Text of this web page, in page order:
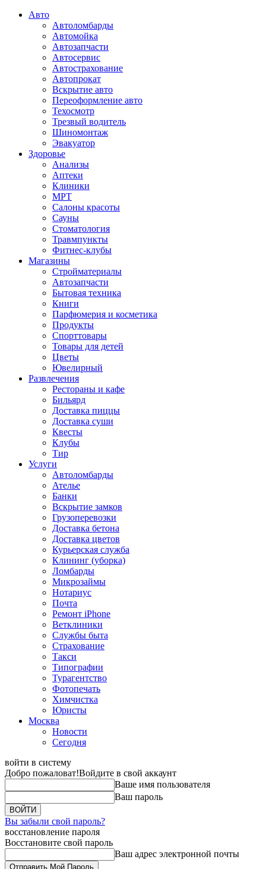
Авто
Автоломбарды
Автомойка
Автозапчасти
Автосервис
Автострахование
Автопрокат
Вскрытие авто
Переоформление авто
Техосмотр
Трезвый водитель
Шиномонтаж
Эвакуатор
Здоровье
Анализы
Аптеки
Клиники
МРТ
Салоны красоты
Сауны
Стоматология
Травмпункты
Фитнес-клубы
Магазины
Стройматериалы
Автозапчасти
Бытовая техника
Книги
Парфюмерия и косметика
Продукты
Спорттовары
Товары для детей
Цветы
Ювелирный
Развлечения
Рестораны и кафе
Бильярд
Доставка пиццы
Доставка суши
Квесты
Клубы
Тир
Услуги
Автоломбарды
Ателье
Банки
Вскрытие замков
Грузоперевозки
Доставка бетона
Доставка цветов
Курьерская служба
Клининг (уборка)
Ломбарды
Микрозаймы
Нотариус
Почта
Ремонт iPhone
Ветклиники
Службы быта
Страхование
Такси
Типографии
Турагентство
Фотопечать
Химчистка
Юристы
Москва
Новости
Сегодня
войти в систему
Добро пожаловат!Войдите в свой аккаунт
Ваше имя пользователя
Ваш пароль
Вы забыли свой пароль?
восстановление пароля
Восстановите свой пароль
Ваш адрес электронной почты